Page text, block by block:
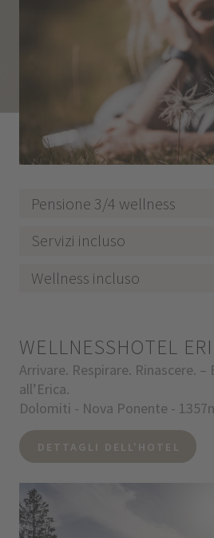
Pensione 3/4 wellness
Servizi incluso
Wellness incluso
WELLNESSHOTEL
Arrivare. Respirare. Rinascere.
all’Erica.
Dolomiti - Nova Ponente -
DETTAGLI DELL'HOTEL